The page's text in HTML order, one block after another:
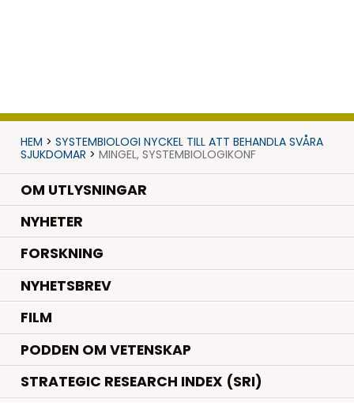
HEM > SYSTEMBIOLOGI NYCKEL TILL ATT BEHANDLA SVÅRA
SJUKDOMAR > MINGEL, SYSTEMBIOLOGIKONF
OM UTLYSNINGAR
NYHETER.
FORSKNING.
NYHETSBREV
FILM
PODDEN OM VETENSKAP
STRATEGIC RESEARCH INDEX (SRI)